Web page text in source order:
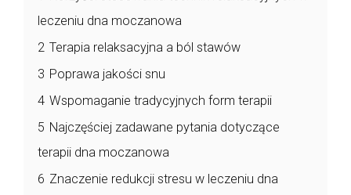
leczeniu dna moczanowa
2 Terapia relaksacyjna a ból stawów
3 Poprawa jakości snu
4 Wspomaganie tradycyjnych form terapii
5 Najczęściej zadawane pytania dotyczące
terapii dna moczanowa
6 Znaczenie redukcji stresu w leczeniu dna